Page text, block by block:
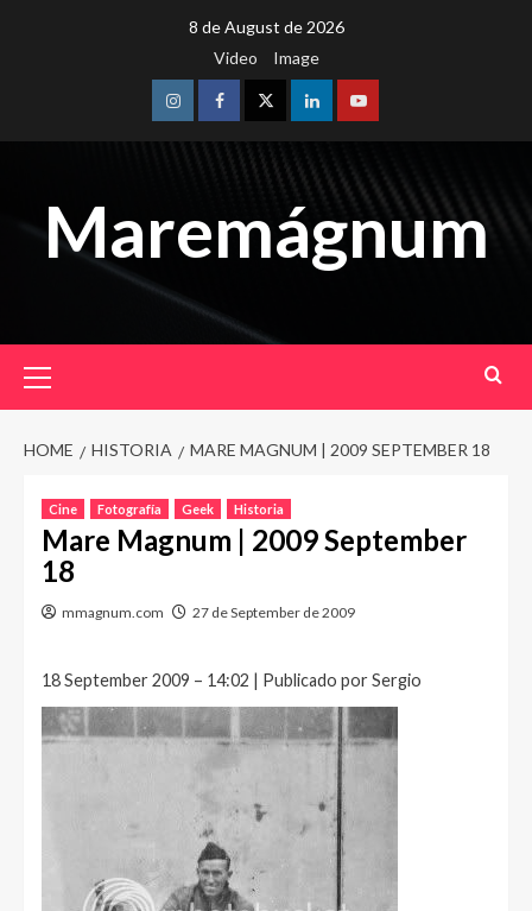
8 de August de 2026
Video
Image
InstagramFacebookTwitterLinkedinYoutube
Maremágnum
Menu
HOME HISTORIA MARE MAGNUM | 2009 SEPTEMBER 18
Cine Fotografía Geek Historia
Mare Magnum | 2009 September
18
mmagnum.com 27 de September de 2009
18 September 2009 – 14:02 | Publicado por Sergio